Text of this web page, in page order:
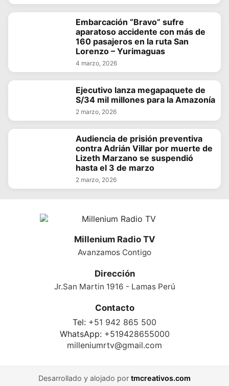
Embarcación “Bravo” sufre
aparatoso accidente con más de
160 pasajeros en la ruta San
Lorenzo – Yurimaguas
4 marzo, 2026
Ejecutivo lanza megapaquete de
S/34 mil millones para la Amazonía
2 marzo, 2026
Audiencia de prisión preventiva
contra Adrián Villar por muerte de
Lizeth Marzano se suspendió
hasta el 3 de marzo
2 marzo, 2026
Millenium Radio TV
Avanzamos Contigo
Dirección
Jr.San Martin 1916 - Lamas Perú
Contacto
Tel: +51 942 865 500
WhatsApp: +519428655000
milleniumrtv@gmail.com
Desarrollado y alojado por tmcreativos.com